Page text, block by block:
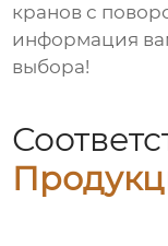
кранов с
информация
выбора!